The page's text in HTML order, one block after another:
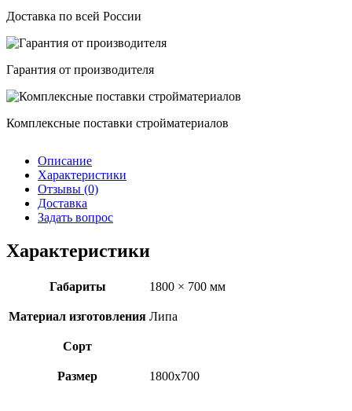
Доставка по всей России
Гарантия от производителя
Комплексные поставки стройматериалов
Описание
Характеристики
Отзывы (0)
Доставка
Задать вопрос
Характеристики
Габариты 1800 × 700 мм
Материал изготовления Липа
Сорт
Размер 1800х700